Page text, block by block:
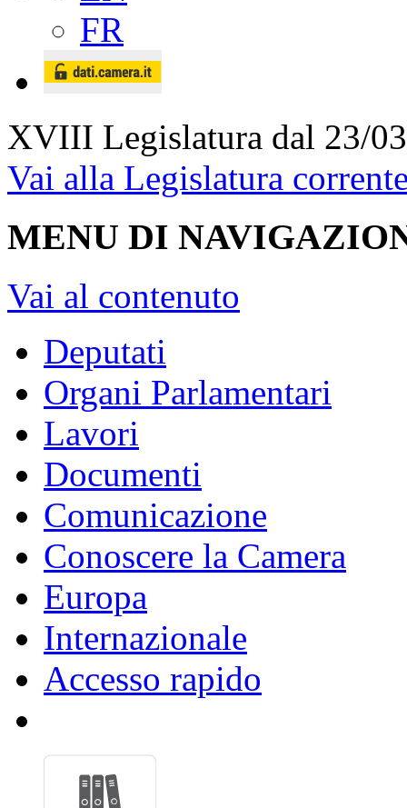
Scrivi
Sito mobile
FR
XVIII Legislatura dal 23/
Vai alla Legislatura
MENU DI
Vai al contenuto
Deputati
Organi Parlamentari
Lavori
Documenti
Comunicazione
Conoscere la Camera
Europa
Internazionale
Accesso rapido